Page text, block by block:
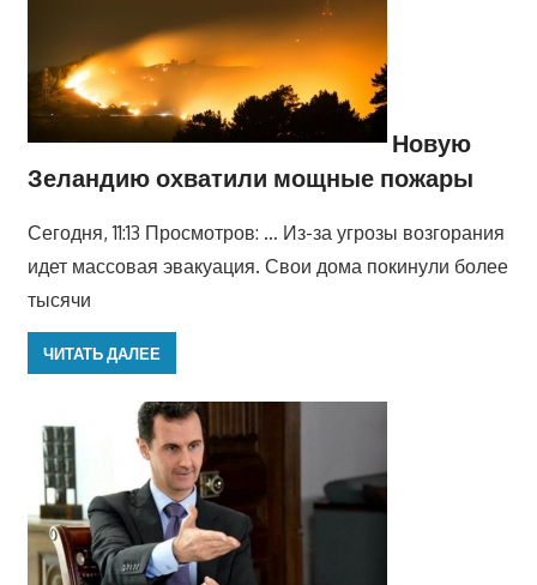
Новую
Зеландию охватили мощные пожары
Сегодня, 11:13 Просмотров: … Из-за угрозы возгорания
идет массовая эвакуация. Свои дома покинули более
тысячи
ЧИТАТЬ ДАЛЕЕ